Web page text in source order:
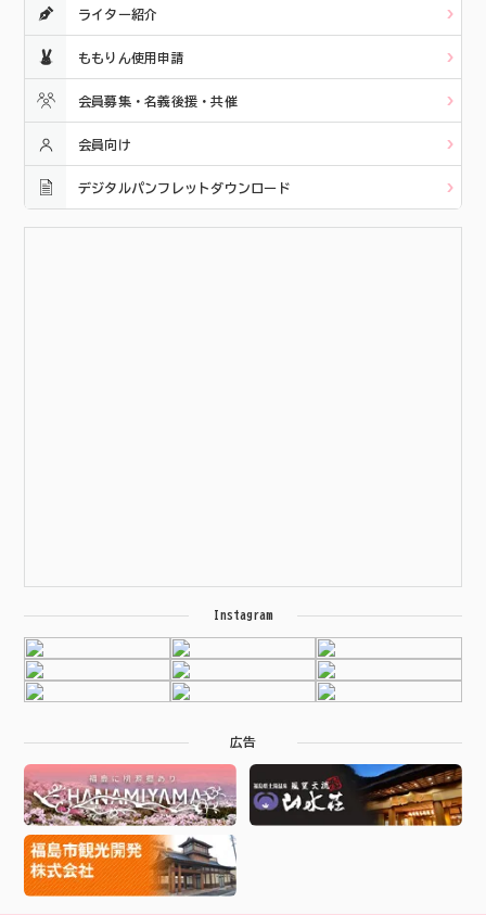
ライター紹介
ももりん使用申請
会員募集・名義後援・共催
会員向け
デジタルパンフレットダウンロード
Instagram
広告